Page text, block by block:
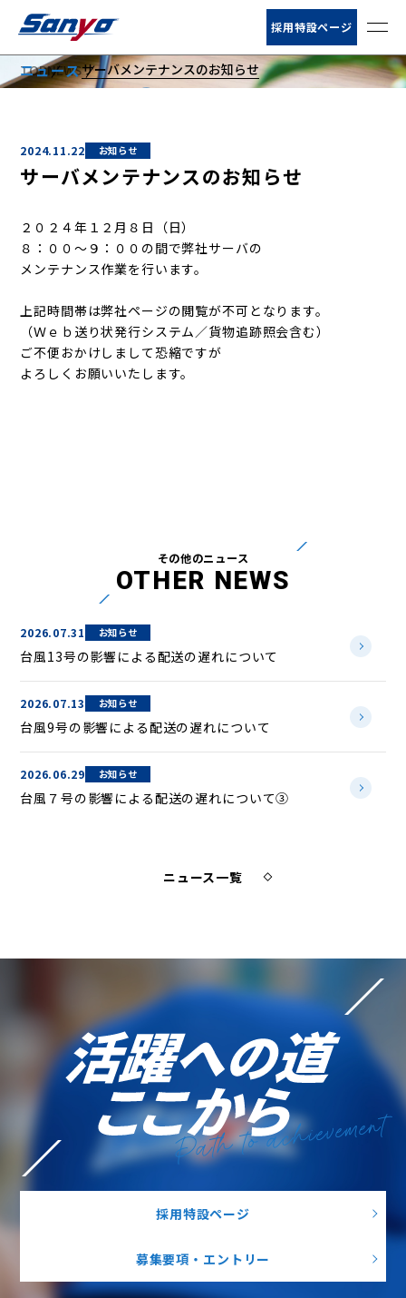
お客様サポート
ニュース
サービス
営業所・荷扱所
倉庫情報
採用特設ページ
TOPNEWSサーバメンテナンスのお知らせ
ニュース
NEWS
2024.11.22 お知らせ
サーバメンテナンスのお知らせ
２０２４年１２月８日（日）
８：００～９：００の間で弊社サーバの
メンテナンス作業を行います。
上記時間帯は弊社ページの閲覧が不可となります。
（Ｗｅｂ送り状発行システム／貨物追跡照会含む）
ご不便おかけしまして恐縮ですが
よろしくお願いいたします。
その他のニュース
OTHER NEWS
2026.07.31 お知らせ
台風13号の影響による配送の遅れについて
2026.07.13 お知らせ
台風9号の影響による配送の遅れについて
2026.06.29 お知らせ
台風７号の影響による配送の遅れについて③
ニュース一覧
Path to achievement
採用特設ページ
募集要項・エントリー